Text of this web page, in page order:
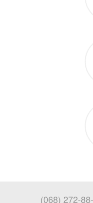
(068) 272-